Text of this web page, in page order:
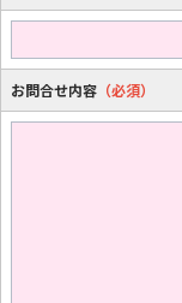
お問合せ内容 （必須）